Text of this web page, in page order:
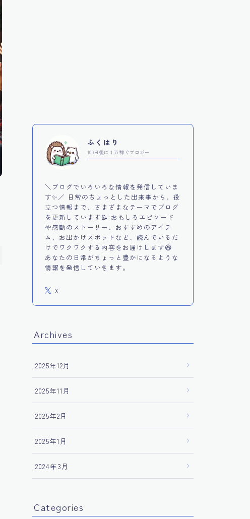
ふくはり
100日後に１万稼ぐブロガー
＼ブログでいろいろな情報を発信していま
す✨／ 日常のちょっとした出来事から、役
立つ情報まで、さまざまなテーマでブログ
を更新しています📝 おもしろエピソード
や感動のストーリー、おすすめのアイテ
ム、お出かけスポットなど、読んでいるだ
けでワクワクする内容をお届けします😆
あなたの日常がちょっと豊かになるような
情報を発信していきます。
X
Archives
2025年12月
2025年11月
2025年2月
2025年1月
2024年3月
Categories